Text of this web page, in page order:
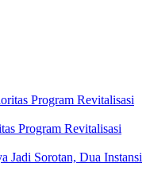
Program Revitalisasi